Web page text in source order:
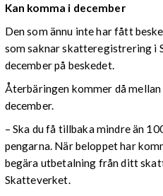
Kan komma i december
Den som ännu inte har fått
som saknar skatteregistrering i
december på beskedet.
Återbäringen kommer då
december.
– Ska du få tillbaka mindre än
pengarna. När beloppet har
begära utbetalning från ditt
Skatteverket.